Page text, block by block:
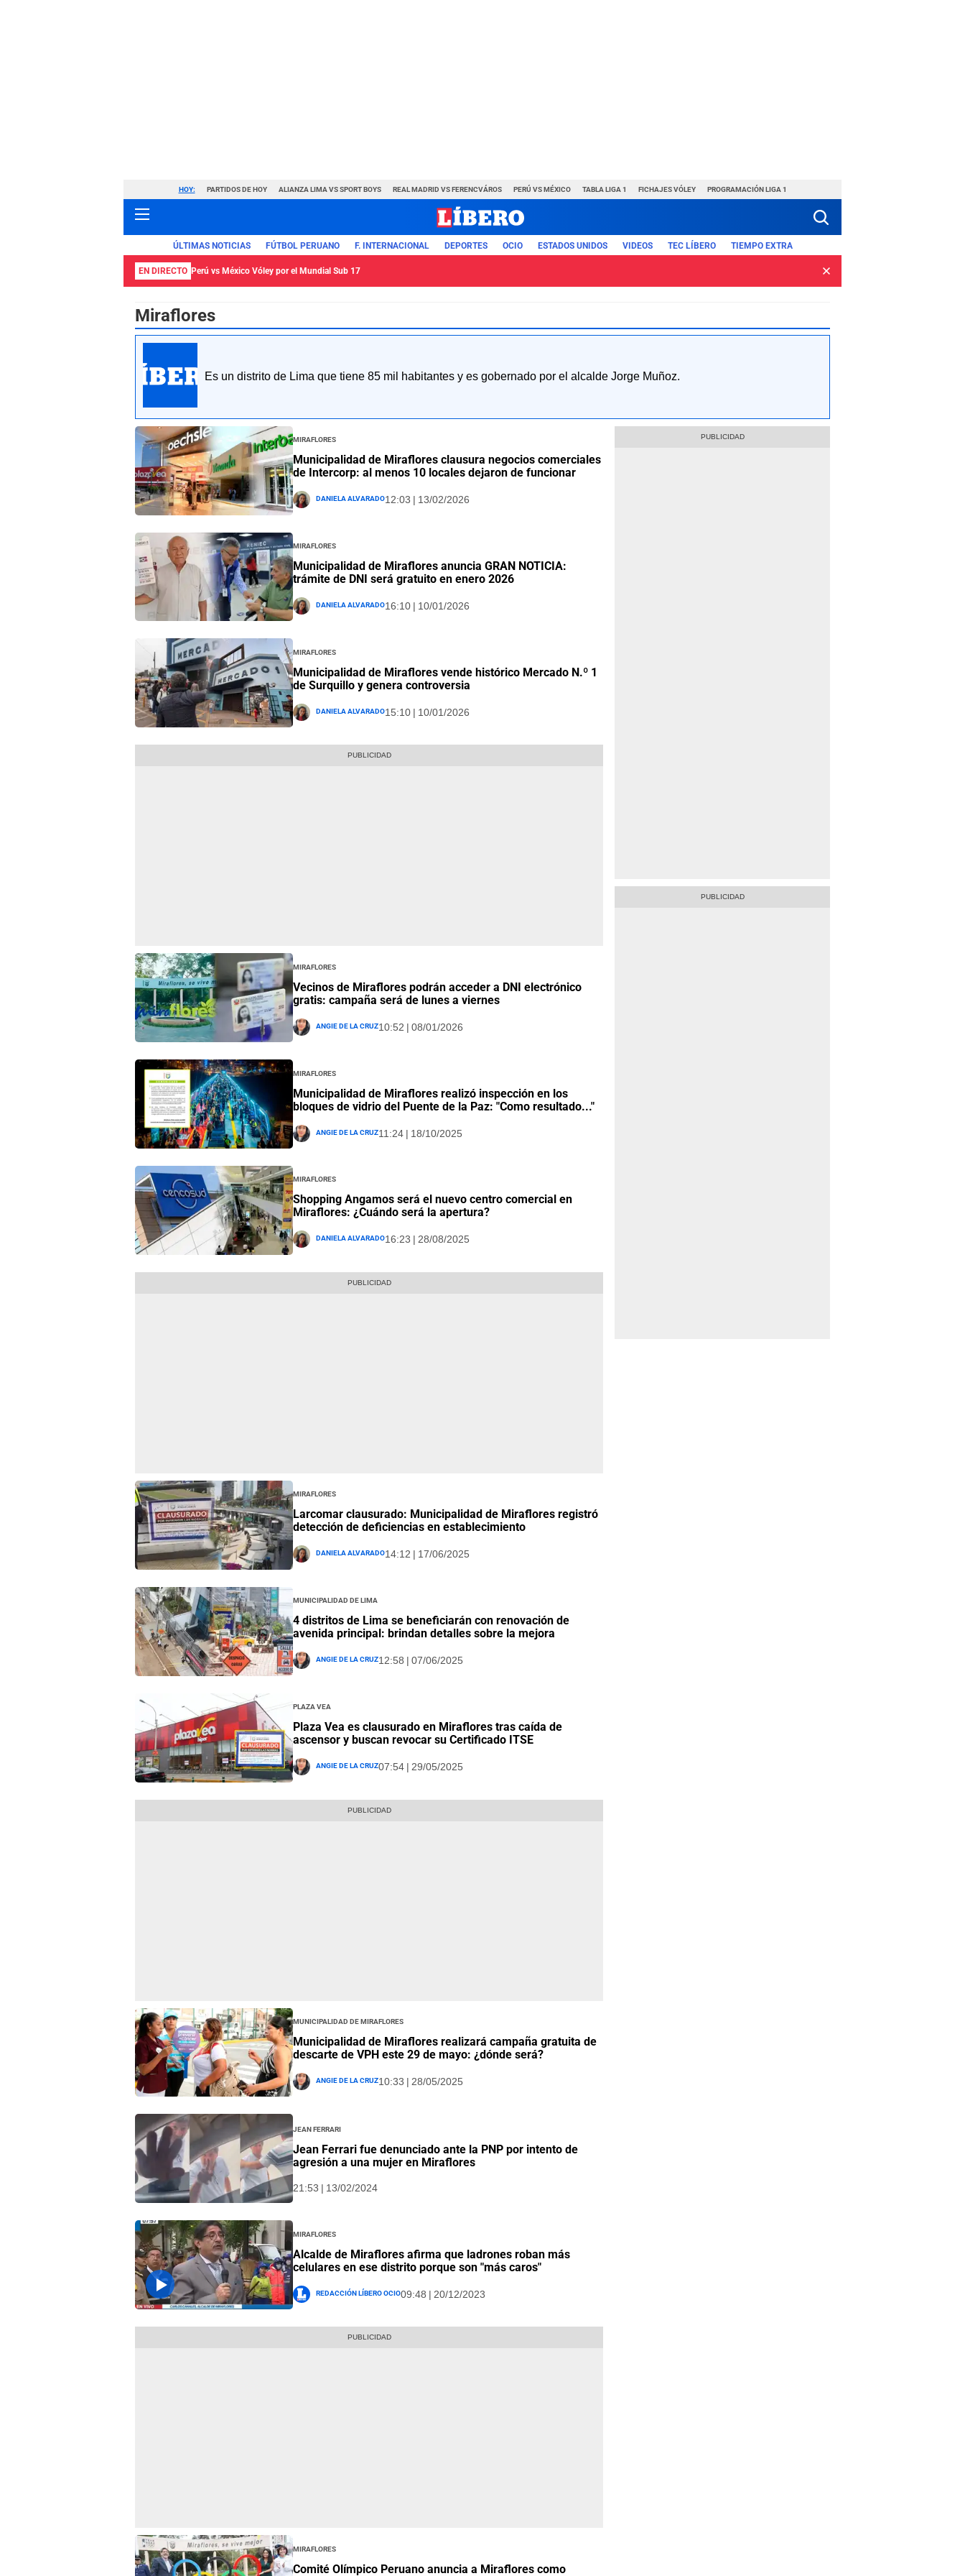
HOY: PARTIDOS DE HOY ALIANZA LIMA VS SPORT BOYS REAL MADRID VS FERENCVÁROS PERÚ VS MÉXICO TABLA LIGA 1 FICHAJES VÓLEY PROGRAMACIÓN LIGA 1
ÚLTIMAS NOTICIAS FÚTBOL PERUANO F. INTERNACIONAL DEPORTES OCIO ESTADOS UNIDOS VIDEOS TEC LÍBERO TIEMPO EXTRA
EN DIRECTO Perú vs México Vóley por el Mundial Sub 17
Miraflores
Es un distrito de Lima que tiene 85 mil habitantes y es gobernado por el alcalde Jorge Muñoz.
Miraflores
Municipalidad de Miraflores clausura negocios comerciales
de Intercorp: al menos 10 locales dejaron de funcionar
Daniela Alvarado12:03 | 13/02/2026
Miraflores
Municipalidad de Miraflores anuncia GRAN NOTICIA:
trámite de DNI será gratuito en enero 2026
Daniela Alvarado16:10 | 10/01/2026
Miraflores
Municipalidad de Miraflores vende histórico Mercado N.º 1
de Surquillo y genera controversia
Daniela Alvarado15:10 | 10/01/2026
Miraflores
Vecinos de Miraflores podrán acceder a DNI electrónico
gratis: campaña será de lunes a viernes
Angie De La Cruz10:52 | 08/01/2026
Miraflores
Municipalidad de Miraflores realizó inspección en los
bloques de vidrio del Puente de la Paz: "Como resultado..."
Angie De La Cruz11:24 | 18/10/2025
Miraflores
Shopping Angamos será el nuevo centro comercial en
Miraflores: ¿Cuándo será la apertura?
Daniela Alvarado16:23 | 28/08/2025
Miraflores
Larcomar clausurado: Municipalidad de Miraflores registró
detección de deficiencias en establecimiento
Daniela Alvarado14:12 | 17/06/2025
Municipalidad de Lima
4 distritos de Lima se beneficiarán con renovación de
avenida principal: brindan detalles sobre la mejora
Angie De La Cruz12:58 | 07/06/2025
Plaza Vea
Plaza Vea es clausurado en Miraflores tras caída de
ascensor y buscan revocar su Certificado ITSE
Angie De La Cruz07:54 | 29/05/2025
Municipalidad de Miraflores
Municipalidad de Miraflores realizará campaña gratuita de
descarte de VPH este 29 de mayo: ¿dónde será?
Angie De La Cruz10:33 | 28/05/2025
Jean Ferrari
Jean Ferrari fue denunciado ante la PNP por intento de
agresión a una mujer en Miraflores
21:53 | 13/02/2024
Miraflores
Alcalde de Miraflores afirma que ladrones roban más
celulares en ese distrito porque son "más caros"
Redacción Líbero Ocio09:48 | 20/12/2023
Miraflores
Comité Olímpico Peruano anuncia a Miraflores como